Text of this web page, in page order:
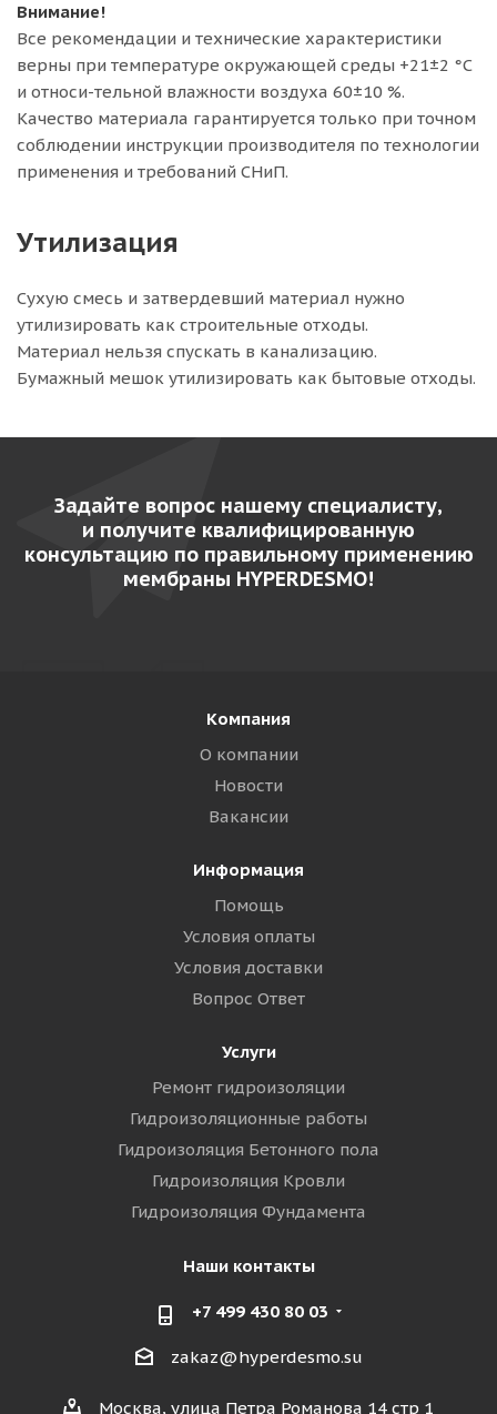
Внимание!
Все рекомендации и технические характеристики
верны при температуре окружающей среды +21±2 °C
и относи-тельной влажности воздуха 60±10 %.
Качество материала гарантируется только при точном
соблюдении инструкции производителя по технологии
применения и требований СНиП.
Утилизация
Сухую смесь и затвердевший материал нужно
утилизировать как строительные отходы.
Материал нельзя спускать в канализацию.
Бумажный мешок утилизировать как бытовые отходы.
Задайте вопрос нашему специалисту,
и получите квалифицированную
консультацию по правильному применению
мембраны HYPERDESMO!
Компания
О компании
Новости
Вакансии
Информация
Помощь
Условия оплаты
Условия доставки
Вопрос Ответ
Услуги
Ремонт гидроизоляции
Гидроизоляционные работы
Гидроизоляция Бетонного пола
Гидроизоляция Кровли
Гидроизоляция Фундамента
Наши контакты
+7 499 430 80 03
zakaz@hyperdesmo.su
Москва, улица Петра Романова 14 стр 1